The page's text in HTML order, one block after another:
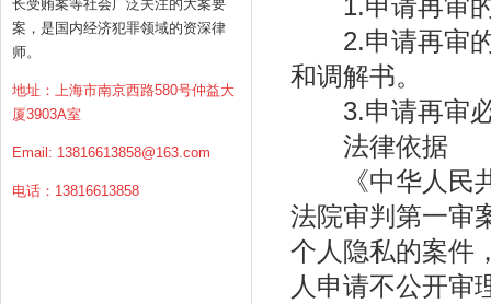
长受贿案等社会广泛关注的大案要
案，是国内经济犯罪领域的资深律
师。
地址：上海市南京西路580号仲益大
厦3903A室
Email: 13816613858@163.com
电话：13816613858
2.申请再审的
和调解书。
3.申请再审必
法律依据
《中华人民共
法院审判第一审
个人隐私的案件
人申请不公开审